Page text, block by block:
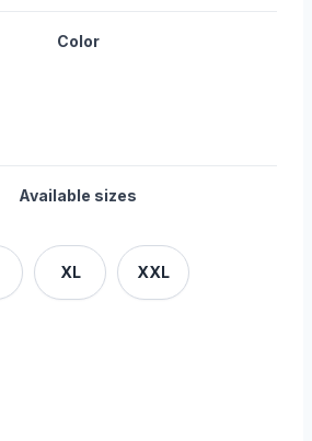
Color
Available sizes
XL XXL